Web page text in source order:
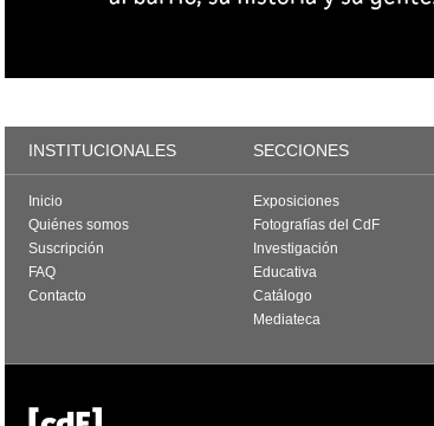
INSTITUCIONALES SECCIONES
Inicio
Quiénes somos
Suscripción
FAQ
Contacto
Exposiciones
Fotografías del CdF
Investigación
Educativa
Catálogo
Mediateca